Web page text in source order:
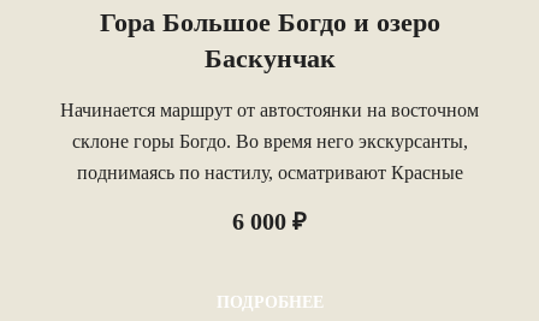
Гора Большое Богдо и озеро
Баскунчак
Начинается маршрут от автостоянки на восточном
склоне горы Богдо. Во время него экскурсанты,
поднимаясь по настилу, осматривают Красные
голубоватые, желтые, розовато-красные глины),
слагающих гору, о ее палеонтологической
6 000 ₽
ПОДРОБНЕЕ